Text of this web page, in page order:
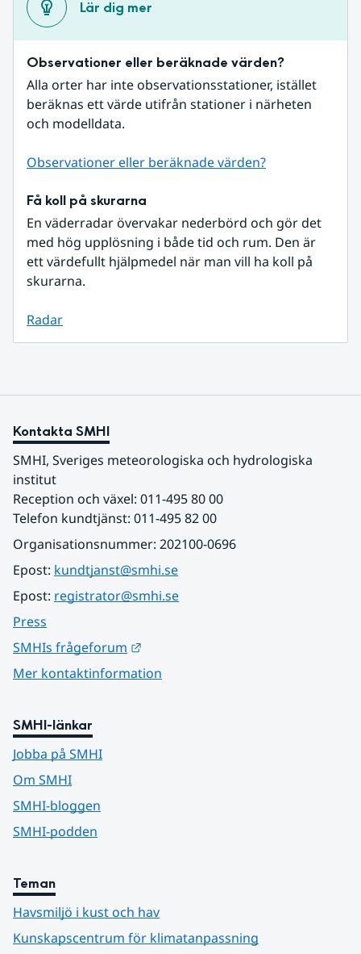
Lär dig mer
Observationer eller beräknade värden?
Alla orter har inte observationsstationer, istället
beräknas ett värde utifrån stationer i närheten
och modelldata.
Observationer eller beräknade värden?
Få koll på skurarna
En väderradar övervakar nederbörd och gör det
med hög upplösning i både tid och rum. Den är
ett värdefullt hjälpmedel när man vill ha koll på
skurarna.
Radar
Kontakta SMHI
SMHI, Sveriges meteorologiska och hydrologiska
institut
Reception och växel: 011-495 80 00
Telefon kundtjänst: 011-495 82 00
Organisationsnummer: 202100-0696
Epost: kundtjanst@smhi.se
Epost: registrator@smhi.se
Press
SMHIs frågeforum
Mer kontaktinformation
SMHI-länkar
Jobba på SMHI
Om SMHI
SMHI-bloggen
SMHI-podden
Teman
Havsmiljö i kust och hav
Kunskapscentrum för klimatanpassning